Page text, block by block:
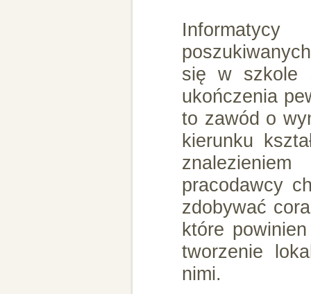
się w szkole
ukończenia
to zawód o
kierunku
pracodawcy
zdobywać
które
tworzenie
nimi.